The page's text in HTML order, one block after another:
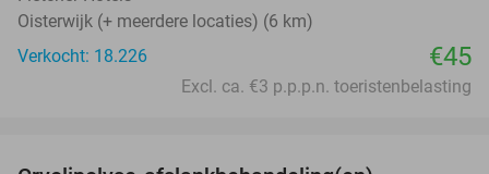
Oisterwijk (+ meerdere locaties) (6 km)
Verkocht: 18.226
€45
Excl. ca. €3 p.p.p.n. toeristenbelasting